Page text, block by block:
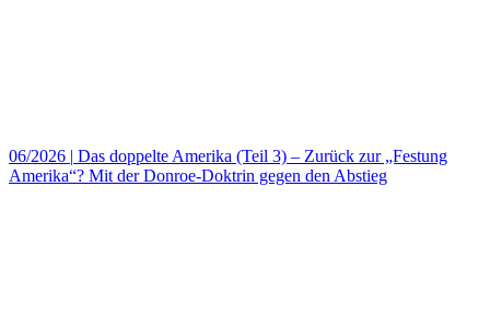
06/2026 | Das doppelte Amerika (Teil 3) – Zurück zur „Festung
Amerika“? Mit der Donroe-Doktrin gegen den Abstieg